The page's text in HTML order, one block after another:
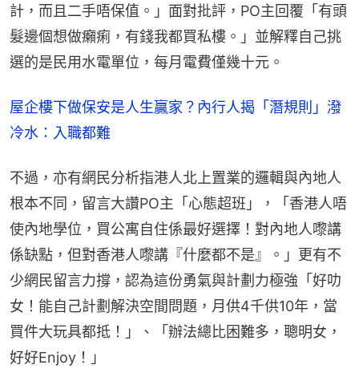
計，而且二手唔保值。」面對批評，PO主回覆「有頭
髮邊個想做癩痢，有錢我都買私樓。」並解釋自己挑
選的是民用水電單位，每月電費僅幾十元。
屋企樓下做保安是人生贏家？內行人揭「潛規則」潑
冷水：入職都難
不過，亦有網民分析指港人北上置業的邏輯與內地人
根本不同，留言大讚PO主「心態超班」，「香港人唔
使內地學位，買公寓自住係最好選擇！對內地人嚟講
係缺點，但對香港人嚟講『什麼都不是』。」更有不
少網民留言力撐，認為這份勇氣與計劃力極強「好叻
女！能自己計劃解決空間問題，月供4千供10年，當
買件大玩具都抵！」、「辦法總比困難多，聰明女，
好好Enjoy！」